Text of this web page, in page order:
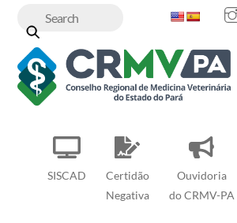
content
SISCAD
Certidão
Negativa
Ouvidoria
do CRMV-PA